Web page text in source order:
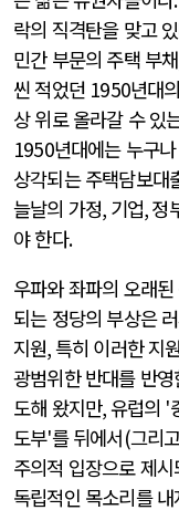
락의 직격탄을 맞고
민간 부문의 주택 부채
씬 적었던 1950년대
상 위로 올라갈 수 있
1950년대에는 누구
상각되는 주택담보대
늘날의 가정, 기업,정
야 한다.
우파와 좌파의 오래
되는 정당의 부상은
지원,특히 이러한 지
광범위한 반대를 반영
도해 왔지만,유럽의 '
도부'를 뒤에서(그리
주의적 입장으로 제
독립적인 목소리를